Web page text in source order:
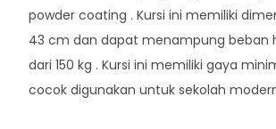
powder coating . Kursi ini memiliki
43 cm dan dapat menampung beban
dari 150 kg . Kursi ini memiliki gaya
cocok digunakan untuk sekolah